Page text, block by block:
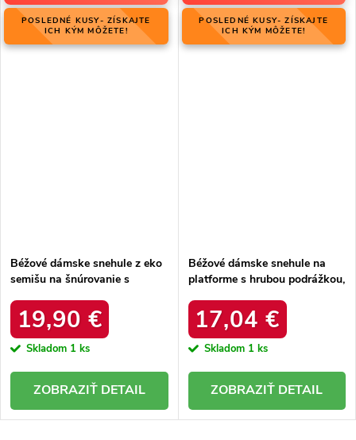
POSLEDNÉ KUSY- ZÍSKAJTE
ICH KÝM MÔŽETE!
Béžové dámske snehule z eko
semišu na šnúrovanie s
produktu C3016 BEIGE
19,90 €
Skladom 1 ks
DETAIL
POSLEDNÉ KUSY- ZÍSKAJTE
ICH KÝM MÔŽETE!
Béžové dámske snehule na
platforme s hrubou podrážkou,
925 KHAKI
17,04 €
Skladom 1 ks
DETAIL